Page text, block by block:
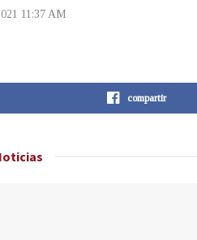
11:37 AM
compartir